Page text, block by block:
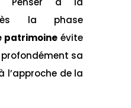
la phase
patrimoine évite
sa
l’approche de la